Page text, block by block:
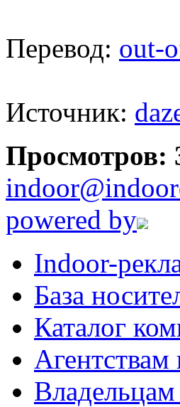
Перевод: out-
Источник:
Просмотров:
powered by
Indoor-
База
Каталог
Агентствам